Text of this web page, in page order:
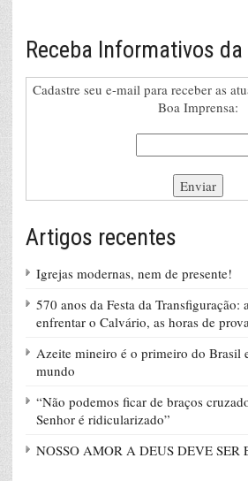
Receba Informativos da
Cadastre seu e-mail para receber as
Boa Imprensa:
Artigos recentes
Igrejas modernas, nem de presente!
570 anos da Festa da Transfiguração:
enfrentar o Calvário, as horas de
Azeite mineiro é o primeiro do Brasil
mundo
“Não podemos ficar de braços
Senhor é ridicularizado”
NOSSO AMOR A DEUS DEVE SER